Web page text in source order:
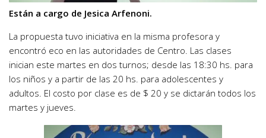
Están a cargo de Jesica Arfenoni.
La propuesta tuvo iniciativa en la misma profesora y
encontró eco en las autoridades de Centro. Las clases
inician este martes en dos turnos; desde las 18:30 hs. para
los niños y a partir de las 20 hs. para adolescentes y
adultos. El costo por clase es de $ 20 y se dictarán todos los
martes y jueves.